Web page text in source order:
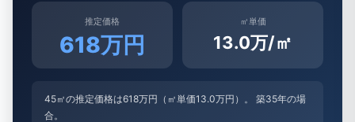
推定価格
618万円
㎡単価
13.0万/㎡
45㎡の推定価格は618万円（㎡単価13.0万円）。 築35年の場
合。